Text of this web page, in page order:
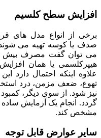
افزایش سطح کلسیم
برخی از انواع مدل های
صدف یا کوسه تهیه می
می توان گفت مصرف بیش
هیپرکلسمی یا همان
علاوه اینکه احتمال دارد
تهوع، ضعف مزمن، درد
نیز شود. از سوی دیگر،
گردد. انجام یک آزمایش
مشخص کند.
سایر عوارض قابل توجه